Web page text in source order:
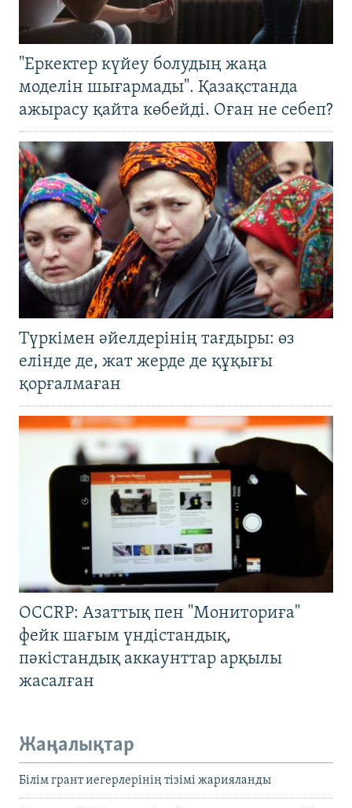
"Еркектер күйеу болудың жаңа
моделін шығармады". Қазақстанда
ажырасу қайта көбейді. Оған не себеп?
Түркімен әйелдерінің тағдыры: өз
елінде де, жат жерде де құқығы
қорғалмаған
OCCRP: Азаттық пен "Мониториға"
фейк шағым үндістандық,
пәкістандық аккаунттар арқылы
жасалған
Жаңалықтар
Білім грант иегерлерінің тізімі жарияланды